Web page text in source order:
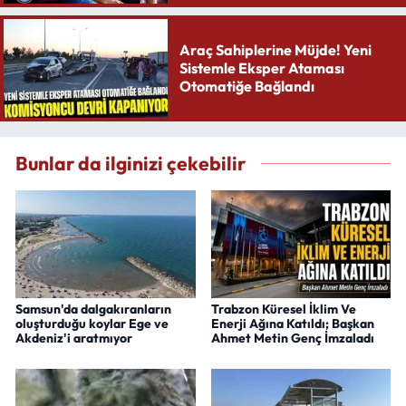
Araç Sahiplerine Müjde! Yeni
Sistemle Eksper Ataması
Otomatiğe Bağlandı
Bunlar da ilginizi çekebilir
Samsun'da dalgakıranların
oluşturduğu koylar Ege ve
Akdeniz'i aratmıyor
Trabzon Küresel İklim Ve
Enerji Ağına Katıldı; Başkan
Ahmet Metin Genç İmzaladı